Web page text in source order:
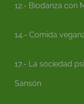
12.- Biodanza con
14.- Comida
17.- La sociedad
Sansón